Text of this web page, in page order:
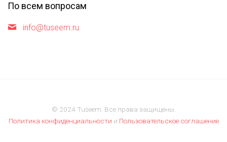
По всем вопросам
info@tuseem.ru
© 2024 Tuseem. Все права защищены.
Политика конфиденциальности и Пользовательское соглашение